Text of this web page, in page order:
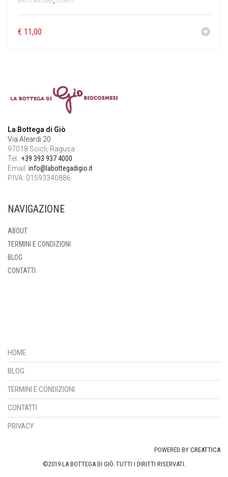
€ 11,00
La Bottega di Giò
Via Aleardi 20
97018 Scicli, Ragusa
Tel.: +39 393 937 4000
Email: info@labottegadigio.it
P.IVA: 01593340886
NAVIGAZIONE
ABOUT
TERMINI E CONDIZIONI
BLOG
CONTATTI
HOME
BLOG
TERMINI E CONDIZIONI
CONTATTI
PRIVACY
©2019 LA BOTTEGA DI GIÒ. TUTTI I DIRITTI RISERVATI.
POWERED BY CREATTICA